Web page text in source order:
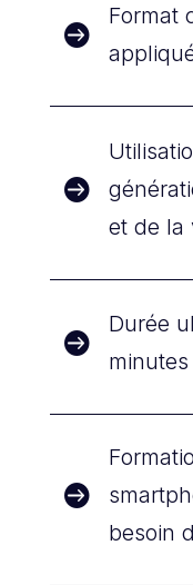

Format

et de la

Durée

besoin